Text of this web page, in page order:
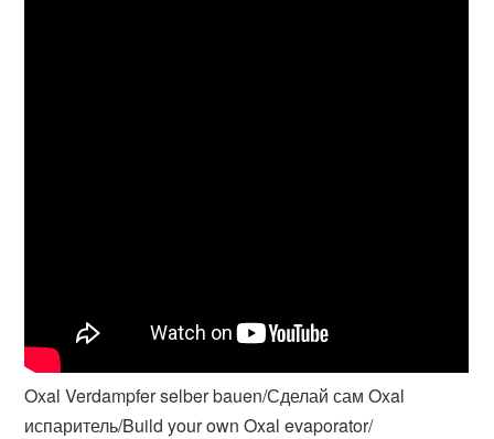
Oxal Verdampfer selber bauen/Сделай сам Oxal
испаритель/Build your own Oxal evaporator/